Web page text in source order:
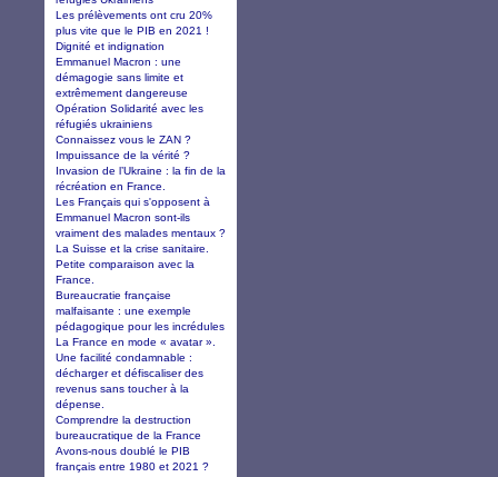
Les prélèvements ont cru 20%
plus vite que le PIB en 2021 !
Dignité et indignation
Emmanuel Macron : une
démagogie sans limite et
extrêmement dangereuse
Opération Solidarité avec les
réfugiés ukrainiens
Connaissez vous le ZAN ?
Impuissance de la vérité ?
Invasion de l’Ukraine : la fin de la
récréation en France.
Les Français qui s'opposent à
Emmanuel Macron sont-ils
vraiment des malades mentaux ?
La Suisse et la crise sanitaire.
Petite comparaison avec la
France.
Bureaucratie française
malfaisante : une exemple
pédagogique pour les incrédules
La France en mode « avatar ».
Une facilité condamnable :
décharger et défiscaliser des
revenus sans toucher à la
dépense.
Comprendre la destruction
bureaucratique de la France
Avons-nous doublé le PIB
français entre 1980 et 2021 ?